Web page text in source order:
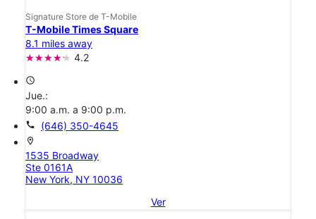
Signature Store de T-Mobile
T-Mobile Times Square
8.1 miles away
4.2
access_time
Jue.:
9:00 a.m. a 9:00 p.m.
call (646) 350-4645
location_on
1535 Broadway
Ste 0161A
New York, NY 10036
Ver